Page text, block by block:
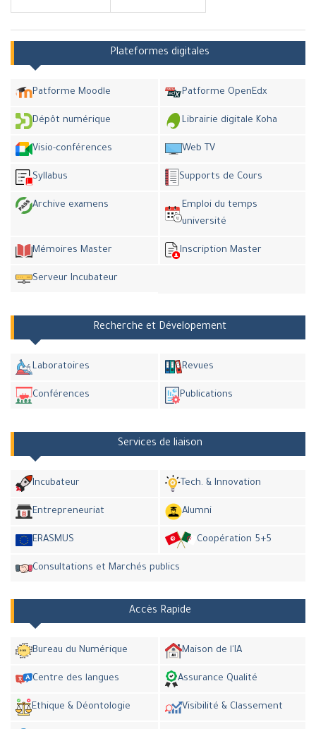
Plateformes digitales
Patforme Moodle Patforme OpenEdx
Dépôt numérique Librairie digitale Koha
Visio-conférences Web TV
Syllabus Supports de Cours
Archive examens
Emploi du temps
université
Mémoires Master Inscription Master
Serveur Incubateur
Recherche et Dévelopement
Laboratoires Revues
Conférences Publications
Services de liaison
Incubateur Tech. & Innovation
Entrepreneuriat Alumni
ERASMUS Coopération 5+5
Consultations et Marchés publics
Accès Rapide
Bureau du Numérique Maison de l'IA
Centre des langues Assurance Qualité
Ethique & Déontologie Visibilité & Classement